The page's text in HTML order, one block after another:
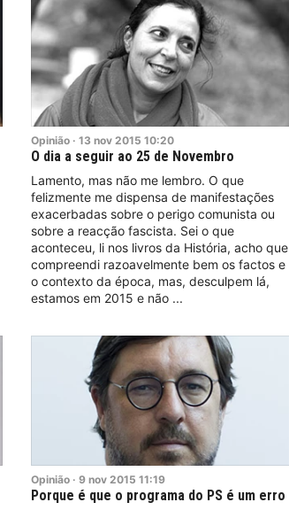
Opinião · 13 nov 2015 10:20
O dia a seguir ao 25 de Novembro
Lamento, mas não me lembro. O que
felizmente me dispensa de manifestações
exacerbadas sobre o perigo comunista ou
sobre a reacção fascista. Sei o que
aconteceu, li nos livros da História, acho que
compreendi razoavelmente bem os factos e
o contexto da época, mas, desculpem lá,
estamos em 2015 e não
Opinião · 9 nov 2015 11:19
Porque é que o programa do PS é um erro